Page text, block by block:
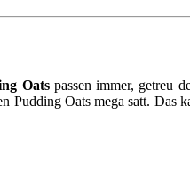
Oatspassen immer, getreu
Oats mega satt. Das